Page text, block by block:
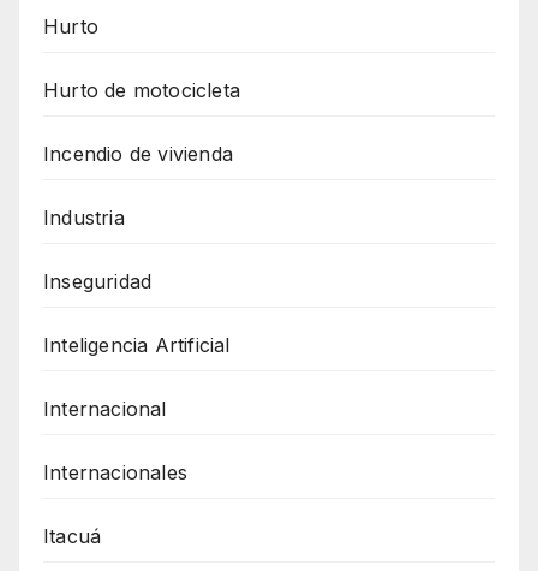
Hurto
Hurto de motocicleta
Incendio de vivienda
Industria
Inseguridad
Inteligencia Artificial
Internacional
Internacionales
Itacuá